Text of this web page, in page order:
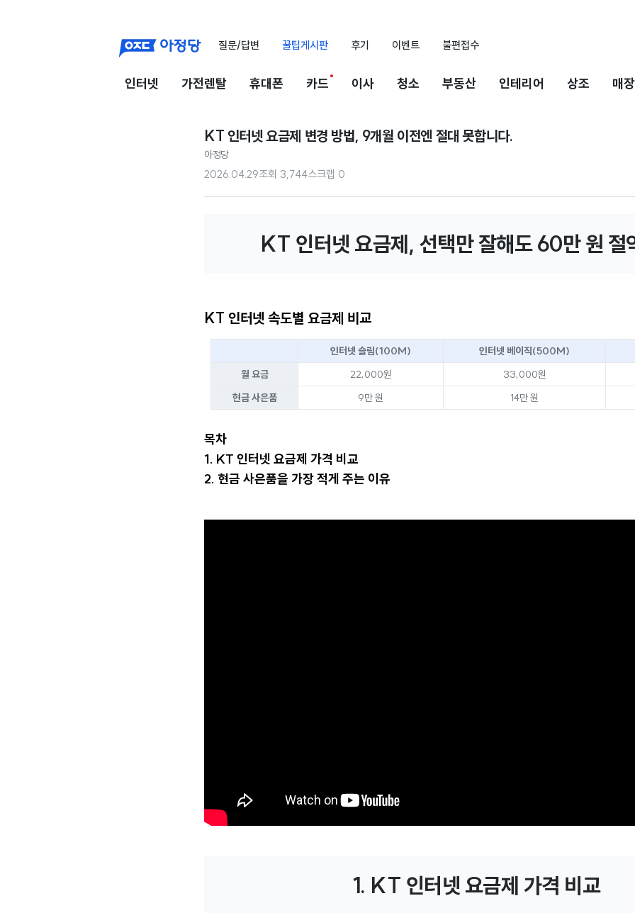
질문/답변 꿀팁게시판 후기 이벤트 불편접수
인터넷 가전렌탈 휴대폰 카드 이사 청소 부동산 인테리어 상조 매
KT 인터넷 요금제 변경 방법, 9개월 이전엔 절대 못합니다.
아정당
2026.04.29조회 3,744스크랩 0
KT 인터넷 요금제, 선택만 잘해도 60만 원 절
KT 인터넷 속도별 요금제 비교
인터넷 슬림(100M)
인터넷 베이직(500M)
월 요금
22,000원
33,000원
현금 사은품
9만 원 14만 원
목차
1. KT 인터넷 요금제 가격 비교
2. 현금 사은품을 가장 적게 주는 이유
1. KT 인터넷 요금제 가격 비교